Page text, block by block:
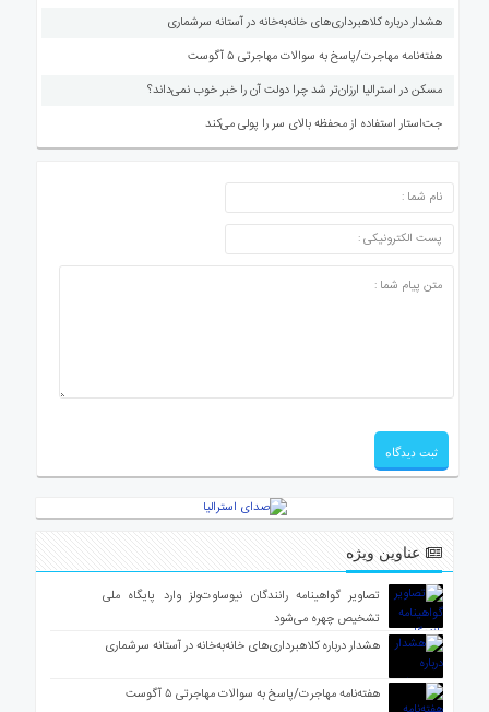
هشدار درباره کلاهبرداری‌های خانه‌به‌خانه در آستانه سرشماری
هفته‌نامه مهاجرت/پاسخ به سوالات مهاجرتی ۵ آگوست
مسکن در استرالیا ارزان‌تر شد چرا دولت آن را خبر خوب نمی‌داند؟
جت‌استار استفاده از محفظه بالای سر را پولی می‌کند
ارسال دیدگاه
عناوین ویژه
تصاویر گواهینامه رانندگان نیوساوت‌ولز وارد پایگاه ملی
تشخیص چهره می‌شود
هشدار درباره کلاهبرداری‌های خانه‌به‌خانه در آستانه سرشماری
هفته‌نامه مهاجرت/پاسخ به سوالات مهاجرتی ۵ آگوست